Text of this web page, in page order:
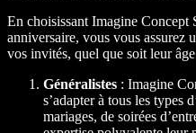
En choisissant Imagine Concept
anniversaire, vous vous assurez
vos invités, quel que soit leur âge
Généralistes : Imagine
s’adapter à tous les types
mariages, de soirées